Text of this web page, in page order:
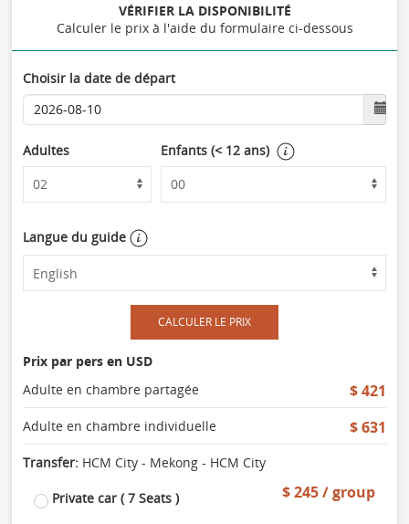
VÉRIFIER LA DISPONIBILITÉ
Calculer le prix à l'aide du formulaire ci-dessous
Choisir la date de départ
Adultes Enfants (< 12 ans)
Langue du guide
CALCULER LE PRIX
Prix par pers en USD
Adulte en chambre partagée
$ 421
Adulte en chambre individuelle $ 631
Transfer: HCM City - Mekong - HCM City
Private car ( 7 Seats ) $ 245 / group